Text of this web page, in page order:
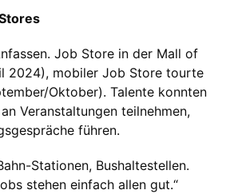
Job Store in der Mall of
2024), mobiler Job Store tourte
Oktober). Talente konnten
Veranstaltungen teilnehmen,
führen.
Stationen, Bushaltestellen.
stehen einfach allen gut.“